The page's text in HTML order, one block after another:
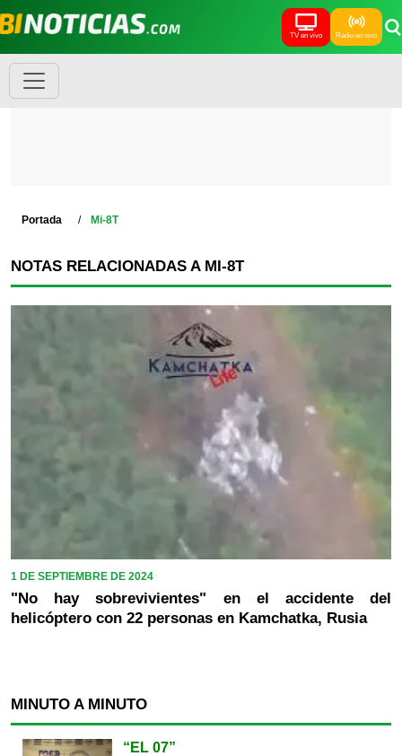
TV en vivo Radio en vivo
Portada Mi-8T
NOTAS RELACIONADAS A MI-8T
1 DE SEPTIEMBRE DE 2024
"No hay sobrevivientes" en el accidente del
helicóptero con 22 personas en Kamchatka, Rusia
MINUTO A MINUTO
“EL 07”